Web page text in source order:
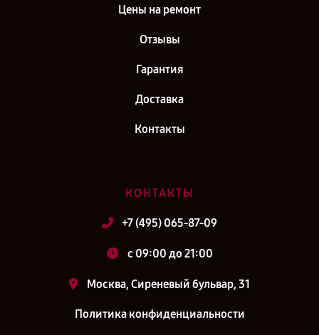
Цены на ремонт
Отзывы
Гарантия
Доставка
Контакты
КОНТАКТЫ
+7 (495) 065-87-09
c 09:00 до 21:00
Москва, Сиреневый бульвар, 31
Политика конфиденциальности